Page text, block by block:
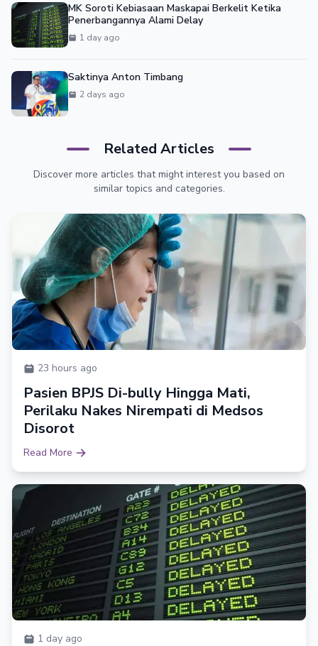
MK Soroti Kebiasaan Maskapai Berkelit Ketika
Penerbangannya Alami Delay
1 day ago
Saktinya Anton Timbang
2 days ago
Related Articles
Discover more articles that might interest you based on
similar topics and categories.
23 hours ago
Pasien BPJS Di-bully Hingga Mati,
Perilaku Nakes Nirempati di Medsos
Disorot
Read More
1 day ago